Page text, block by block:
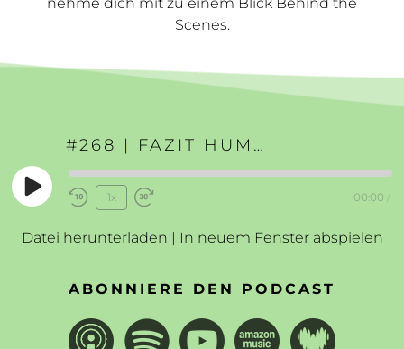
Scenes.
#268 | FAZIT HUMAN DESIGN PODCAST EXPERIMENT
Play
EpisodeRewind
Seconds
1x
30
00:00 /
Datei herunterladen | In neuem Fenster abspielen
ABONNIERE DEN PODCAST